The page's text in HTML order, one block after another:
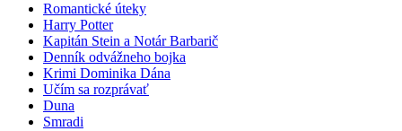
Romantické úteky
Harry Potter
Kapitán Stein a Notár Barbarič
Denník odvážneho bojka
Krimi Dominika Dána
Učím sa rozprávať
Duna
Smradi